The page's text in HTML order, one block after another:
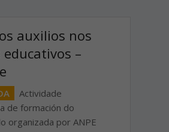
auxilios nos
–
Actividade
de formación do
organizada por ANPE